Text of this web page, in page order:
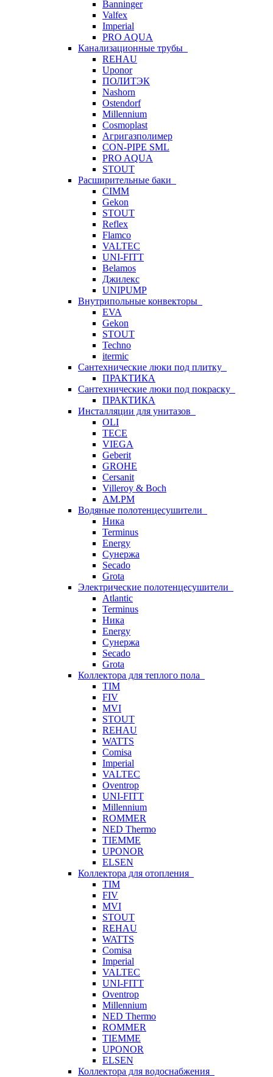
Banninger
Valfex
Imperial
PRO AQUA
Канализационные трубы
REHAU
Uponor
ПОЛИТЭК
Nashorn
Ostendorf
Millennium
Cosmoplast
Агригазполимер
CON-PIPE SML
PRO AQUA
STOUT
Расширительные баки
CIMM
Gekon
STOUT
Reflex
Flamco
VALTEC
UNI-FITT
Belamos
Джилекс
UNIPUMP
Внутрипольные конвекторы
EVA
Gekon
STOUT
Techno
itermic
Сантехнические люки под плитку
ПРАКТИКА
Сантехнические люки под покраску
ПРАКТИКА
Инсталляции для унитазов
OLI
TECE
VIEGA
Geberit
GROHE
Cersanit
Villeroy & Boch
AM.PM
Водяные полотенцесушители
Ника
Terminus
Energy
Сунержа
Secado
Grota
Электрические полотенцесушители
Atlantic
Terminus
Ника
Energy
Сунержа
Secado
Grota
Коллектора для теплого пола
TIM
FIV
MVI
STOUT
REHAU
WATTS
Comisa
Imperial
VALTEC
Oventrop
UNI-FITT
Millennium
ROMMER
NED Thermo
TIEMME
UPONOR
ELSEN
Коллектора для отопления
TIM
FIV
MVI
STOUT
REHAU
WATTS
Comisa
Imperial
VALTEC
UNI-FITT
Oventrop
Millennium
NED Thermo
ROMMER
TIEMME
UPONOR
ELSEN
Коллектора для водоснабжения